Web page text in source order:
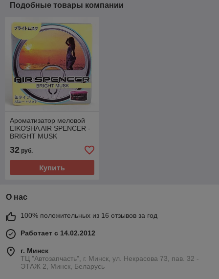
Подобные товары компании
Ароматизатор меловой
EIKOSHA AIR SPENCER -
BRIGHT MUSK
(насыщенный мускус) A-
101
32 руб.
Купить
О нас
100% положительных из 16 отзывов за год
Работает с 14.02.2012
г. Минск
ТЦ "Автозапчасть", г. Минск, ул. Некрасова 73, пав. 32 -
ЭТАЖ 2, Минск, Беларусь